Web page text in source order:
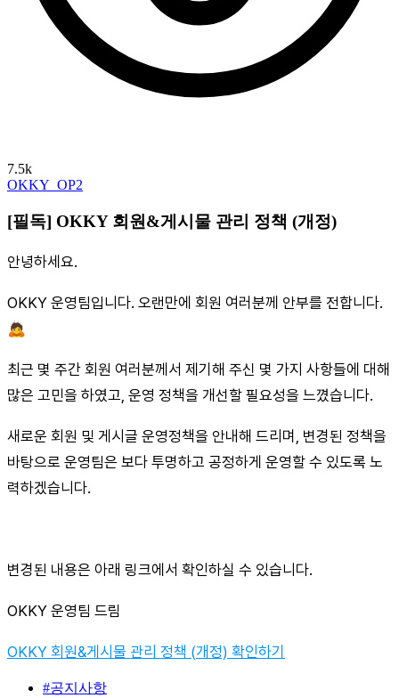
7.5k
OKKY_OP2
[필독] OKKY 회원&게시물 관리 정책 (개정)
안녕하세요.
OKKY 운영팀입니다. 오랜만에 회원 여러분께 안부를 전합니다.
🙇
최근 몇 주간 회원 여러분께서 제기해 주신 몇 가지 사항들에 대해
많은 고민을 하였고, 운영 정책을 개선할 필요성을 느꼈습니다.
새로운 회원 및 게시글 운영정책을 안내해 드리며, 변경된 정책을
바탕으로 운영팀은 보다 투명하고 공정하게 운영할 수 있도록 노
력하겠습니다.
변경된 내용은 아래 링크에서 확인하실 수 있습니다.
OKKY 운영팀 드림
OKKY 회원&게시물 관리 정책 (개정) 확인하기
#공지사항